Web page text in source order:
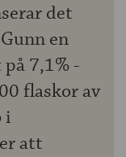
det
en
7,1% -
flaskor av
i
att